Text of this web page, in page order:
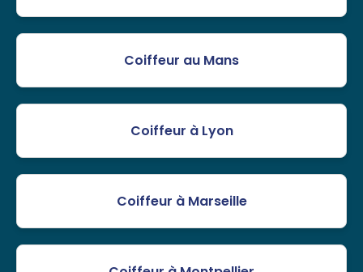
Coiffeur au Mans
Coiffeur à Lyon
Coiffeur à Marseille